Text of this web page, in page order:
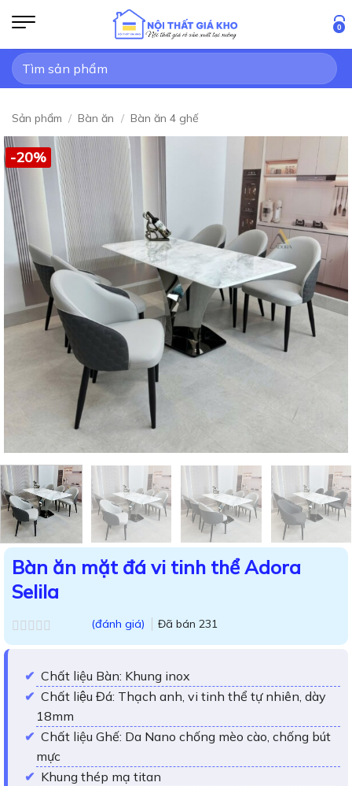
qua
nội
dung
0
Tìm
kiếm:
Sản phẩm / Bàn ăn / Bàn ăn 4 ghế
-20%
Bàn ăn mặt đá vi tinh thể Adora
Selila
Được
0.0
(đánh giá) Đã bán 231
Chất liệu Bàn: Khung inox
Chất liệu Đá: Thạch anh, vi tinh thể tự nhiên, dày
18mm
Chất liệu Ghế: Da Nano chống mèo cào, chống bút
mực
Khung thép mạ titan